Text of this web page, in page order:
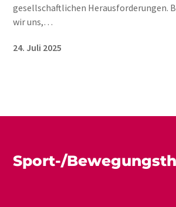
gesellschaftlichen Herausforderungen.
wir uns,…
24. Juli 2025
Sport-/